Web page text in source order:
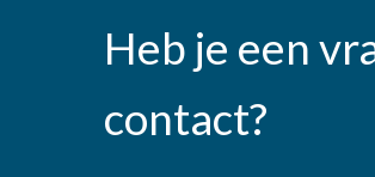
Heb je een
contact?